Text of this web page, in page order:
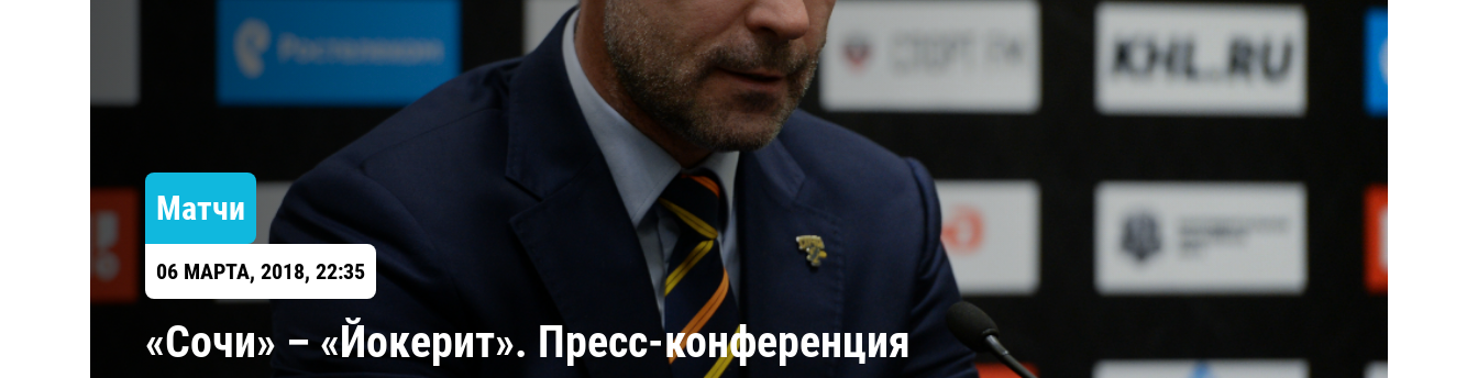
Северсталь
Шанхайские Драконы
Амур
Барыс
Салават Юлаев
Сибирь
Матчи
06 МАРТА, 2018, 22:35
«Сочи» – «Йокерит». Пресс-конференция